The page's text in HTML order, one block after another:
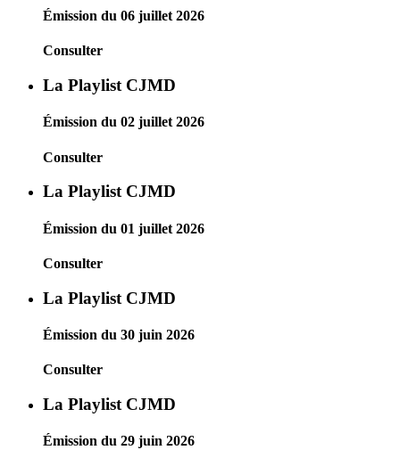
Émission du 06 juillet 2026
Consulter
La Playlist CJMD
Émission du 02 juillet 2026
Consulter
La Playlist CJMD
Émission du 01 juillet 2026
Consulter
La Playlist CJMD
Émission du 30 juin 2026
Consulter
La Playlist CJMD
Émission du 29 juin 2026